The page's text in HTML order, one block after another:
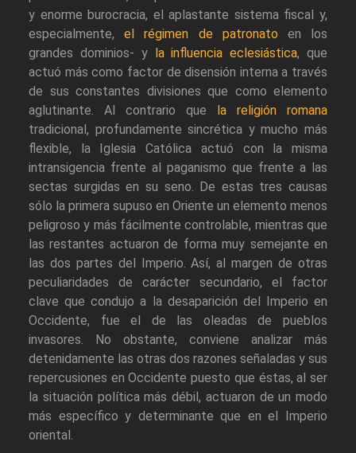
y enorme burocracia, el aplastante sistema fiscal y,
especialmente,el régimen de patronato en los
grandes dominios- y
la influencia eclesiástica, que
actuó más como factor de disensión interna a través
de sus constantes divisiones que como elemento
aglutinante. Al contrario que
la religión romana
tradicional, profundamente sincrética y mucho más
flexible, la Iglesia Católica actuó con la misma
intransigencia frente al paganismo que frente a las
sectas surgidas en su seno. De estas tres causas
sólo la primera supuso en Oriente un elemento menos
peligroso y más fácilmente controlable, mientras que
las restantes actuaron de forma muy semejante en
las dos partes del Imperio. Así, al margen de otras
peculiaridades de carácter secundario, el factor
clave que condujo a la desaparición del Imperio en
Occidente, fue el de las oleadas de pueblos
invasores. No obstante, conviene analizar más
detenidamente las otras dos razones señaladas y sus
repercusiones en Occidente puesto que éstas, al ser
la situación política más débil, actuaron de un modo
más específico y determinante que en el Imperio
oriental.